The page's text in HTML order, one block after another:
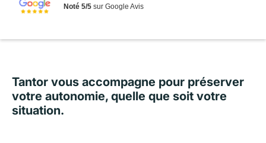
Noté 5/5sur Google Avis
Tantor vous accompagne pour préserver
votre autonomie, quelle que soit votre
situation.